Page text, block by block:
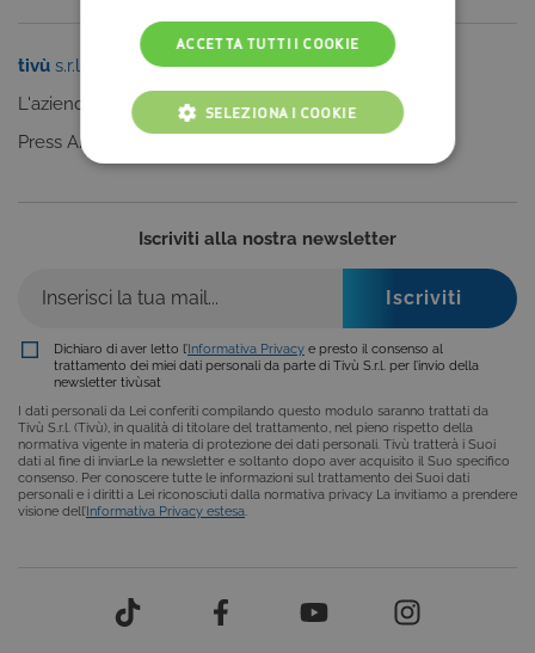
tivù s.r.l.
L'azienda
Press Area
Sei un editore?
Clicca qui
Iscriviti alla nostra newsletter
Dichiaro di aver letto l’Informativa Privacy e presto il consenso al
trattamento dei miei dati personali da parte di Tivù S.r.l. per l’invio della
newsletter tivùsat
I dati personali da Lei conferiti compilando questo modulo saranno trattati da
Tivù S.r.l. (Tivù), in qualità di titolare del trattamento, nel pieno rispetto della
normativa vigente in materia di protezione dei dati personali. Tivù tratterà i Suoi
dati al fine di inviarLe la newsletter e soltanto dopo aver acquisito il Suo specifico
consenso. Per conoscere tutte le informazioni sul trattamento dei Suoi dati
personali e i diritti a Lei riconosciuti dalla normativa privacy La invitiamo a prendere
visione dell’Informativa Privacy estesa
ACCETTA TUTTI I COOKIE
SELEZIONA I COOKIE
COOKIE TECNICI
COOKIE DI PROFILAZIONE
Cookie tecnici
Cookie analitici
Cookie di profilazione
Funzionalità
Questi cookie sono necessari per il corretto
funzionamento del nostro sito e non possono
servizi ai sensi di legge, come la corretta
visualizzazione del sito e dei suoi contenuti.